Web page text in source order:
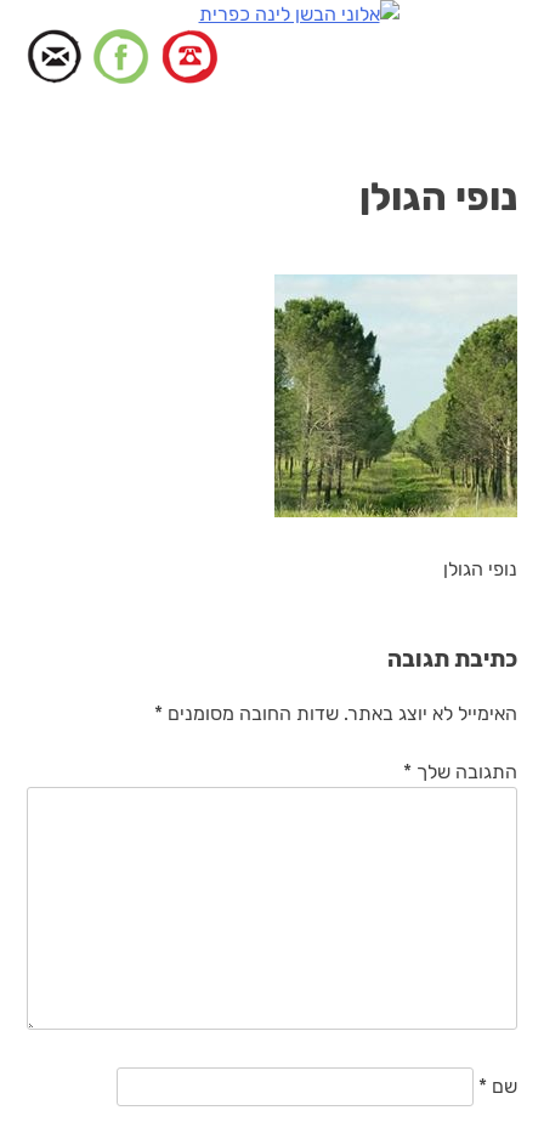
נופי הגולן
נופי הגולן
כתיבת תגובה
האימייל לא יוצג באתר. שדות החובה מסומנים*
התגובה שלך*
שם*